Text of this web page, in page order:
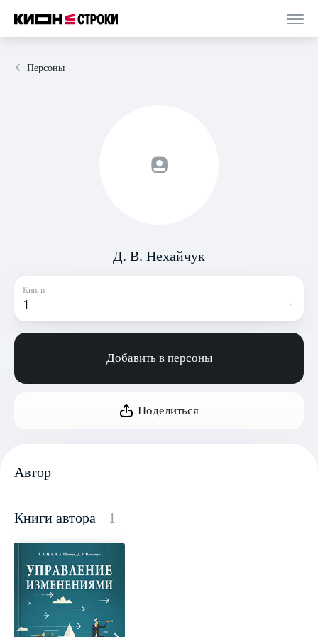
Персоны
Д. В. Нехайчук
Книги
1
Добавить в персоны
Поделиться
Автор
Книги автора 1